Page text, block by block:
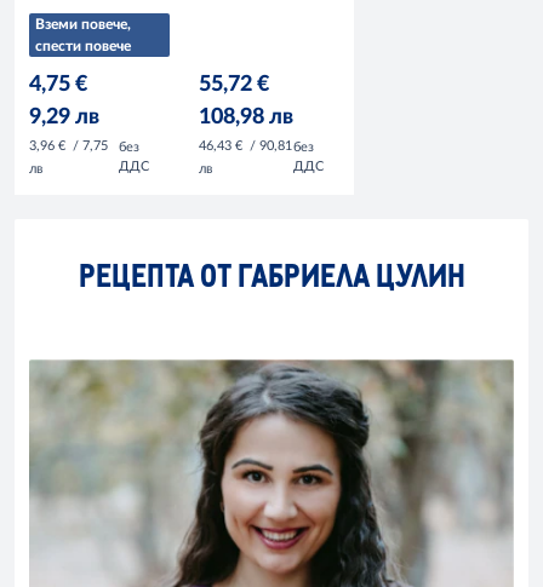
Вземи повече,
спести повече
4,75 €
9,29 лв
3,96 € / 7,75
лв
без
ДДС
55,72 €
108,98 лв
46,43 € / 90,81
лв
без
ДДС
РЕЦЕПТА ОТ ГАБРИЕЛА ЦУЛИН